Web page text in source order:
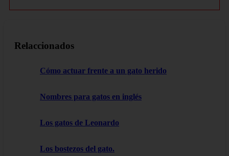
Relaccionados
Cómo actuar frente a un gato herido
Nombres para gatos en inglés
Los gatos de Leonardo
Los bostezos del gato.